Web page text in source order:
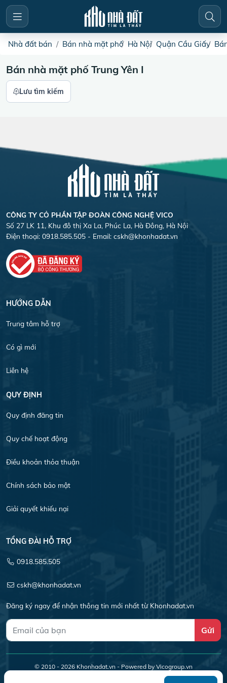
Nhà đất bán Bán nhà mặt phố Hà Nội Quận Cầu Giấy
Bán nhà mặt phố Trung Yên I
Lưu tìm kiếm
CÔNG TY CỎ PHẦN TẬP ĐOÀN CÔNG NGHỆ VICO
Số 27 LK 11, Khu đô thị Xa La, Phúc La, Hà Đông, Hà Nội
Điện thoại: 0918.585.505 - Email: cskh@khonhadat.vn
HƯỚNG DẪN
Trung tâm hỗ trợ
Có gì mới
Liên hệ
QUY ĐỊNH
Quy định đăng tin
Quy chế hoạt động
Điều khoản thỏa thuận
Chính sách bảo mật
Giải quyết khiếu nại
TỔNG ĐÀI HỖ TRỢ
0918.585.505
cskh@khonhadat.vn
Đăng ký ngay để nhận thông tin mới nhất từ Khonhadat.vn
Gửi
© 2010 - 2026 Khonhadat.vn - Powered by Vicogroup.vn